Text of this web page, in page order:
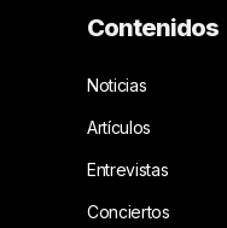
Contenidos
Noticias
Artículos
Entrevistas
Conciertos